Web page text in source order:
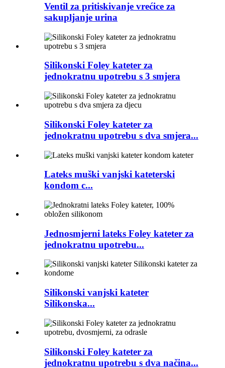
Ventil za pritiskivanje vrećice za
sakupljanje urina
Silikonski Foley kateter za
jednokratnu upotrebu s 3 smjera
Silikonski Foley kateter za
jednokratnu upotrebu s dva smjera...
Lateks muški vanjski kateterski
kondom c...
Jednosmjerni lateks Foley kateter za
jednokratnu upotrebu...
Silikonski vanjski kateter
Silikonska...
Silikonski Foley kateter za
jednokratnu upotrebu s dva načina...